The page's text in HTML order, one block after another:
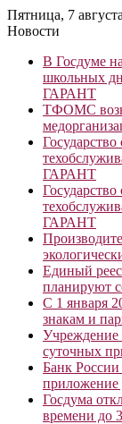
Пятница, 7
Новости
В Госдуме
школьных
ГАРАНТ
ТФОМС
ГАРАНТ
ГАРАНТ
Единый
планируют
С 1 января
знакам и
Учреждение
суточных
Банк России
Госдума
времени до